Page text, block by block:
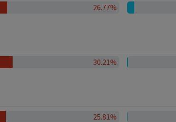
26.77%
30.21%
25.81%